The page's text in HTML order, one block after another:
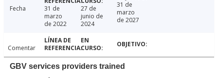
Fecha
31 de
marzo
de 2022
27 de
junio de
2024
31 de
marzo
de 2027
Comentar
GBV services providers trained